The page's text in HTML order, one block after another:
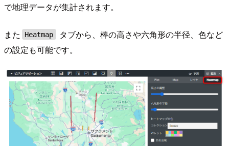
で地理データが集計されます。
また Heatmap
タブから、棒の高さや六角形の半径、色など
の設定も可能です。